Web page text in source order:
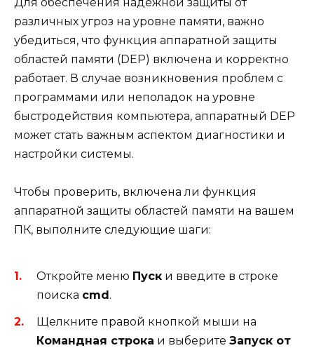
различных угроз на уровне памяти, важно
убедиться, что функция аппаратной защиты
областей памяти (DEP) включена и корректно
работает. В случае возникновения проблем с
программами или неполадок на уровне
быстродействия компьютера, аппаратный DEP
может стать важным аспектом диагностики и
настройки системы.
Чтобы проверить, включена ли функция
аппаратной защиты областей памяти на вашем
ПК, выполните следующие шаги:
Откройте меню Пуск и введите в строке
поиска cmd.
Щелкните правой кнопкой мыши на
Командная строка и выберите Запуск от